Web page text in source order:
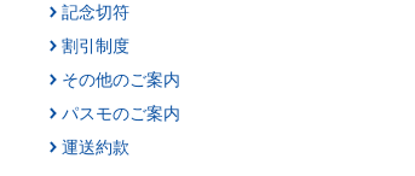
記念切符
割引制度
その他のご案内
パスモのご案内
運送約款